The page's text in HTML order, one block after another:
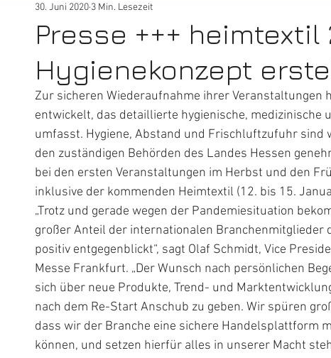
Presse +++
Hygienekonzept
30. Juni 2020 3 Min. Lesezeit
Zur sicheren Wiederaufnahme ihrer Veranstaltungen
entwickelt, das detaillierte hygienische, medizinische
umfasst. Hygiene, Abstand und Frischluftzufuhr sind
den zuständigen Behörden des Landes Hessen
bei den ersten Veranstaltungen im Herbst und den
inklusive der kommenden Heimtextil (12. bis 15.
„Trotz und gerade wegen der Pandemiesituation
großer Anteil der internationalen Branchenmitglieder
positiv entgegenblickt“, sagt Olaf Schmidt, Vice
Messe Frankfurt. „Der Wunsch nach persönlichen
sich über neue Produkte, Trend- und
nach dem Re-Start Anschub zu geben. Wir spüren
dass wir der Branche eine sichere Handelsplattform
können, und setzen hierfür alles in unserer Macht